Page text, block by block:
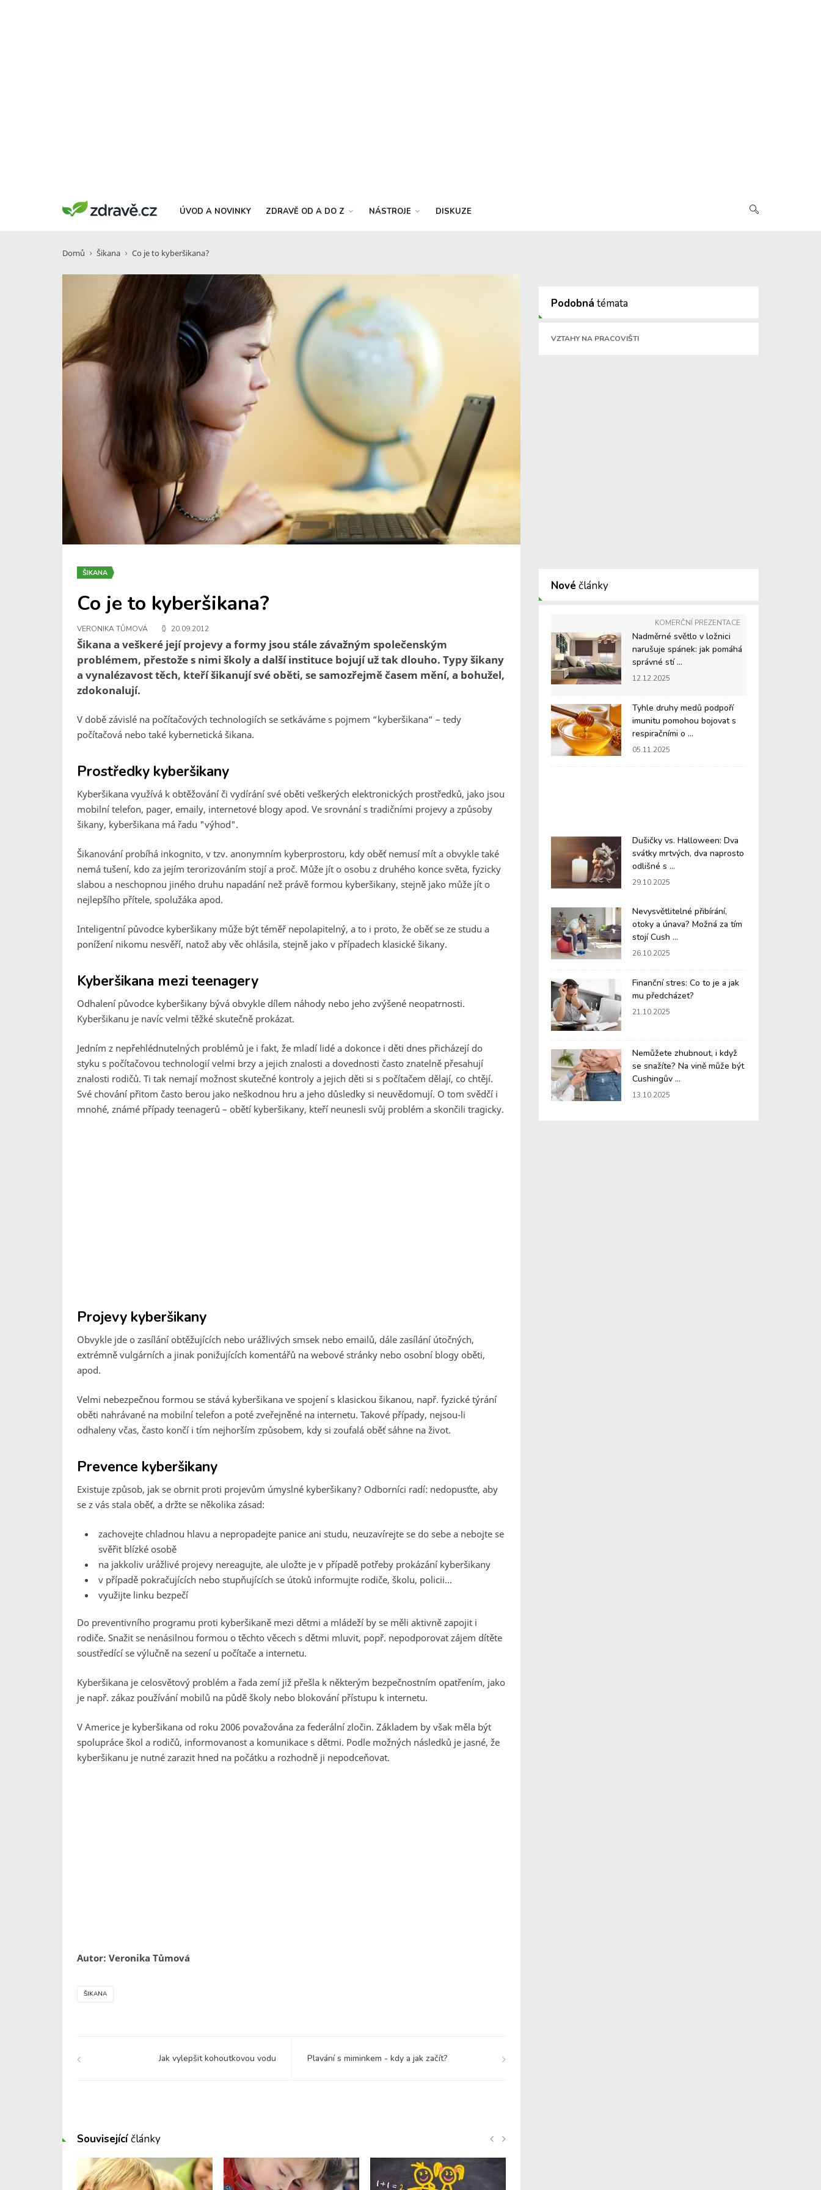
ÚVOD A NOVINKY ZDRAVĚ OD A DO Z NÁSTROJE DISKUZE
Domů Šikana Co je to kyberšikana?
ŠIKANA
Co je to kyberšikana?
VERONIKA TŮMOVÁ 20.09.2012
Šikana a veškeré její projevy a formy jsou stále závažným společenským
problémem, přestože s nimi školy a další instituce bojují už tak dlouho. Typy šikany
a vynalézavost těch, kteří šikanují své oběti, se samozřejmě časem mění, a bohužel,
zdokonalují.
V době závislé na počítačových technologiích se setkáváme s pojmem “kyberšikana“ – tedy
počítačová nebo také kybernetická šikana.
Prostředky kyberšikany
Kyberšikana využívá k obtěžování či vydírání své oběti veškerých elektronických prostředků, jako jsou
mobilní telefon, pager, emaily, internetové blogy apod. Ve srovnání s tradičními projevy a způsoby
šikany, kyberšikana má řadu "výhod".
Šikanování probíhá inkognito, v tzv. anonymním kyberprostoru, kdy oběť nemusí mít a obvykle také
nemá tušení, kdo za jejím terorizováním stojí a proč. Může jít o osobu z druhého konce světa, fyzicky
slabou a neschopnou jiného druhu napadání než právě formou kyberšikany, stejně jako může jít o
nejlepšího přítele, spolužáka apod.
Inteligentní původce kyberšikany může být téměř nepolapitelný, a to i proto, že oběť se ze studu a
ponížení nikomu nesvěří, natož aby věc ohlásila, stejně jako v případech klasické šikany.
Kyberšikana mezi teenagery
Odhalení původce kyberšikany bývá obvykle dílem náhody nebo jeho zvýšené neopatrnosti.
Kyberšikanu je navíc velmi těžké skutečně prokázat.
Jedním z nepřehlédnutelných problémů je i fakt, že mladí lidé a dokonce i děti dnes přicházejí do
styku s počítačovou technologií velmi brzy a jejich znalosti a dovednosti často znatelně přesahují
znalosti rodičů. Ti tak nemají možnost skutečné kontroly a jejich děti si s počítačem dělají, co chtějí.
Své chování přitom často berou jako neškodnou hru a jeho důsledky si neuvědomují. O tom svědčí i
mnohé, známé případy teenagerů – obětí kyberšikany, kteří neunesli svůj problém a skončili tragicky.
Projevy kyberšikany
Obvykle jde o zasílání obtěžujících nebo urážlivých smsek nebo emailů, dále zasílání útočných,
extrémně vulgárních a jinak ponižujících komentářů na webové stránky nebo osobní blogy oběti,
apod.
Velmi nebezpečnou formou se stává kyberšikana ve spojení s klasickou šikanou, např. fyzické týrání
oběti nahrávané na mobilní telefon a poté zveřejněné na internetu. Takové případy, nejsou-li
odhaleny včas, často končí i tím nejhorším způsobem, kdy si zoufalá oběť sáhne na život.
Prevence kyberšikany
Existuje způsob, jak se obrnit proti projevům úmyslné kyberšikany? Odborníci radí: nedopusťte, aby
se z vás stala oběť, a držte se několika zásad:
zachovejte chladnou hlavu a nepropadejte panice ani studu, neuzavírejte se do sebe a nebojte se
svěřit blízké osobě
na jakkoliv urážlivé projevy nereagujte, ale uložte je v případě potřeby prokázání kyberšikany
v případě pokračujících nebo stupňujících se útoků informujte rodiče, školu, policii...
využijte linku bezpečí
Do preventivního programu proti kyberšikaně mezi dětmi a mládeží by se měli aktivně zapojit i
rodiče. Snažit se nenásilnou formou o těchto věcech s dětmi mluvit, popř. nepodporovat zájem dítěte
soustředící se výlučně na sezení u počítače a internetu.
Kyberšikana je celosvětový problém a řada zemí již přešla k některým bezpečnostním opatřením, jako
je např. zákaz používání mobilů na půdě školy nebo blokování přístupu k internetu.
V Americe je kyberšikana od roku 2006 považována za federální zločin. Základem by však měla být
spolupráce škol a rodičů, informovanost a komunikace s dětmi. Podle možných následků je jasné, že
kyberšikanu je nutné zarazit hned na počátku a rozhodně ji nepodceňovat.
Autor: Veronika Tůmová
ŠIKANA
Jak vylepšit kohoutkovou vodu Plavání s miminkem - kdy a jak začít?
Podobná témata
VZTAHY NA PRACOVIŠTI
Nové články
KOMERČNÍ PREZENTACE
Nadměrné světlo v ložnici
narušuje spánek: jak pomáhá
správné stí ...
12.12.2025
Tyhle druhy medů podpoří
imunitu pomohou bojovat s
respiračními o ...
05.11.2025
Dušičky vs. Halloween: Dva
svátky mrtvých, dva naprosto
odlišné s ...
29.10.2025
Nevysvětlitelné přibírání,
otoky a únava? Možná za tím
stojí Cush ...
26.10.2025
Finanční stres: Co to je a jak
mu předcházet?
21.10.2025
Nemůžete zhubnout, i když
se snažíte? Na vině může být
Cushingův ...
13.10.2025
Souvisejícíčlánky